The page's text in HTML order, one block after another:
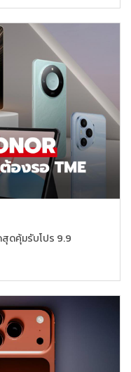
สุดคุ้มรับโปร 9.9